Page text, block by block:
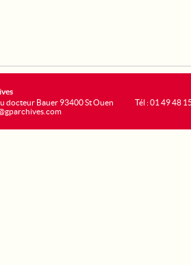
docteur Bauer 93400 St Ouen
Tél : 01 49 48